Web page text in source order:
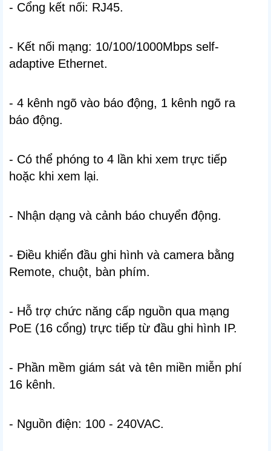
- Cổng kết nối: RJ45.
- Kết nối mạng: 10/100/1000Mbps self-
adaptive Ethernet.
- 4 kênh ngõ vào báo động, 1 kênh ngõ ra
báo động.
- Có thể phóng to 4 lần khi xem trực tiếp
hoặc khi xem lại.
- Nhận dạng và cảnh báo chuyển động.
- Điều khiển đầu ghi hình và camera bằng
Remote, chuột, bàn phím.
- Hỗ trợ chức năng cấp nguồn qua mạng
PoE (16 cổng) trực tiếp từ đầu ghi hình IP.
- Phần mềm giám sát và tên miền miễn phí
16 kênh.
- Nguồn điện: 100 - 240VAC.